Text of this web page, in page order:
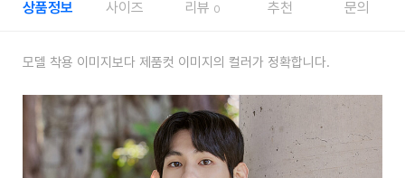
상품정보 사이즈 리뷰 0 추천 문의
모델 착용 이미지보다 제품컷 이미지의 컬러가 정확합니다.